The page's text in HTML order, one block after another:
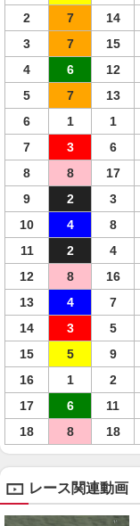
2
7 14
3
7 15
4
6 12
5
7 13
6
1 1
7
3 6
8
8 17
9
2 3
10
4 8
11
2 4
12
8 16
13
4 7
14
3 5
15
5 9
16
1 2
17
6 11
18
8 18
レース関連動画